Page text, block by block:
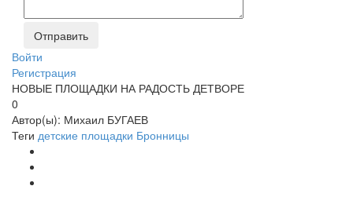
Войти
Регистрация
НОВЫЕ ПЛОЩАДКИ НА РАДОСТЬ ДЕТВОРЕ
0
Автор(ы): Михаил БУГАЕВ
Теги детские площадки Бронницы